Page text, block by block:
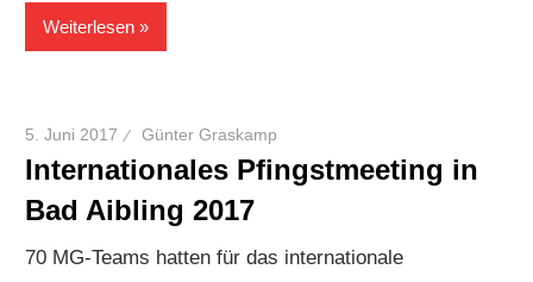
Weiterlesen
5. Juni 2017 Günter Graskamp
Internationales Pfingstmeeting in
Bad Aibling 2017
70 MG-Teams hatten für das internationale